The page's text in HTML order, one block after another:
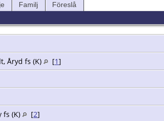
Familj Föreslå
Åryd fs (K) [1]
fs (K) [2]